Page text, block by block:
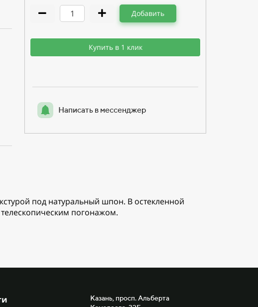
Добавить
Купить в 1 клик
Написать в мессенджер
под натуральный шпон. В остекленной
погонажом.
Казань, просп. Альберта